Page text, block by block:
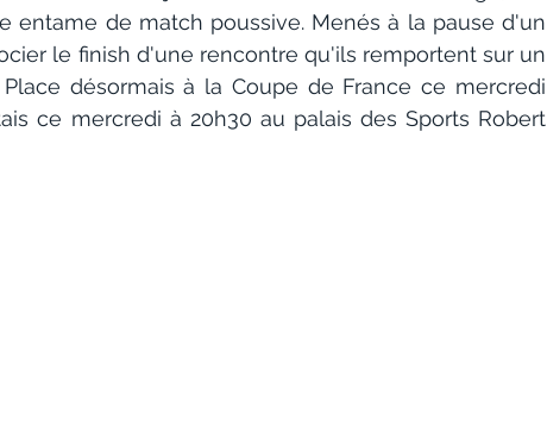
entame de match poussive. Menés à la pause d'un
le finish d'une rencontre qu'ils remportent sur un
désormais à la Coupe de France ce mercredi
ce mercredi à 20h30 au palais des Sports Robert